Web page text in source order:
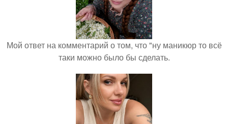
Мой ответ на комментарий о том, что "ну маникюр то всё
таки можно было бы сделать.